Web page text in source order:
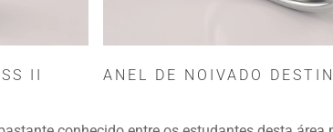
II ANEL DE NOIVADO